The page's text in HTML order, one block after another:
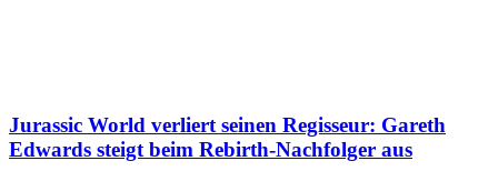
Jurassic World verliert seinen Regisseur: Gareth
Edwards steigt beim Rebirth-Nachfolger aus